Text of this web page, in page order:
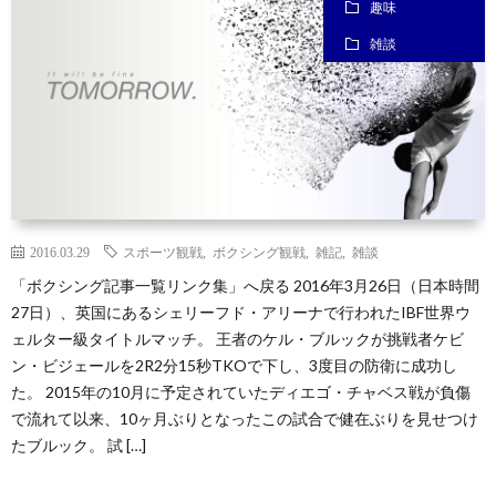
趣味
雑談
2016.03.29 スポーツ観戦 ボクシング観戦 雑記 雑談
「ボクシング記事一覧リンク集」へ戻る 2016年3月26日（日本時間
27日）、英国にあるシェリーフド・アリーナで行われたIBF世界ウ
ェルター級タイトルマッチ。 王者のケル・ブルックが挑戦者ケビ
ン・ビジェールを2R2分15秒TKOで下し、3度目の防衛に成功し
た。 2015年の10月に予定されていたディエゴ・チャベス戦が負傷
で流れて以来、10ヶ月ぶりとなったこの試合で健在ぶりを見せつけ
たブルック。 試 […]